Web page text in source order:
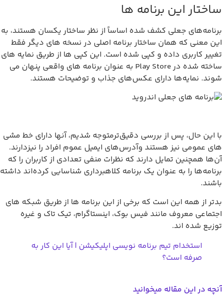
این برنامه ها
جعلی کشف شده اساساً از نظر ساختار یکسان هستند، به
معنی که همان ساختار برنامه اصلی در نسخه های دیگر فقط
کاربری داده و کپی شده است. این کپی ها از طریق نمایه های
ساخته شده در Play Store به عنوان برنامه های واقعی پنهان می
نمایه‌ها دارای عکس‌های جذاب و توضیحات هستند.
این حال، پس از بررسی دقیق‌ترمتوجه شدیم، آنها دارای خط‌ مشی
عمومی نیز هستند وآدرس‌های ایمیل عموم افراد را نیزدارند.
همچنین تمایل دارند که نظرات منفی تعدادی از کاربران را که
را به ‌عنوان یک برنامه کلاهبرداری شناسایی کرده‌اند داشته
از همه این است که برخی از این برنامه ها از طریق شبکه های
معروف مانند فیس بوک، اینستاگرام، تیک تاک و غیره
شده اند.
استخدام تیم برنامه نویسی اپلیکیشن | آیا این کار به
صرفه است؟
در این مقاله میخوانید